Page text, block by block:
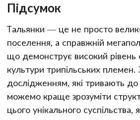
Підсумок
Тальянки — це не просто
поселення, а справжній
що демонструє високий рівень
культури трипільських племен.
дослідженням, які тривають до
можемо краще зрозуміти
цього унікального суспільства,